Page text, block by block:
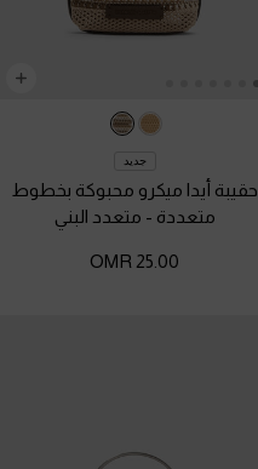
جديد
حقيبة أيدا ميكرو محبوكة بخطوط
متعددة - متعدد البني
25.00 OMR